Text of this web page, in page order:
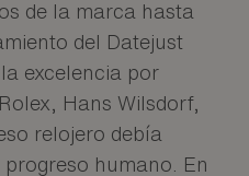
de la marca hasta
del Datejust
excelencia por
Hans Wilsdorf,
relojero debía
humano. En